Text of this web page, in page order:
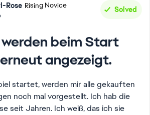
Rose Rising Novice Solved
beim Start
angezeigt.
startet, werden mir alle gekauften
noch mal vorgestellt. Ich hab die
seit Jahren. Ich weiß, das ich sie